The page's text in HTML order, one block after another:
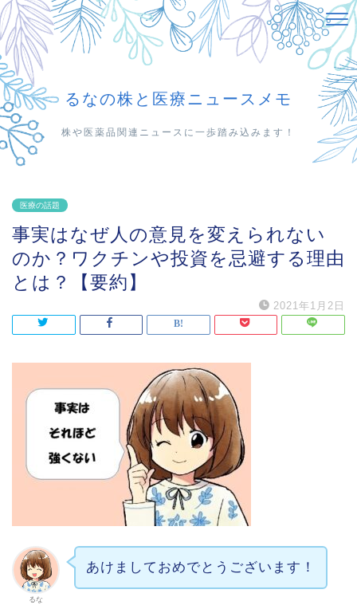
るなの株と医療ニュースメモ
株や医薬品関連ニュースに一歩踏み込みます！
医療の話題
事実はなぜ人の意見を変えられない
のか？ワクチンや投資を忌避する理由
とは？【要約】
2021年1月2日
るな
あけましておめでとうございます！